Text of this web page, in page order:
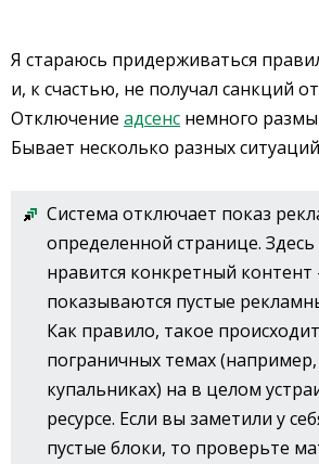
Я стараюсь придерживаться
и, к счастью, не получал санкций
Отключение адсенс немного
Бывает несколько разных
Система отключает показ
определенной странице. Здесь
нравится конкретный
показываются пустые
Как правило, такое
пограничных темах
купальниках) на в целом
ресурсе. Если вы заметили у
пустые блоки, то проверьте